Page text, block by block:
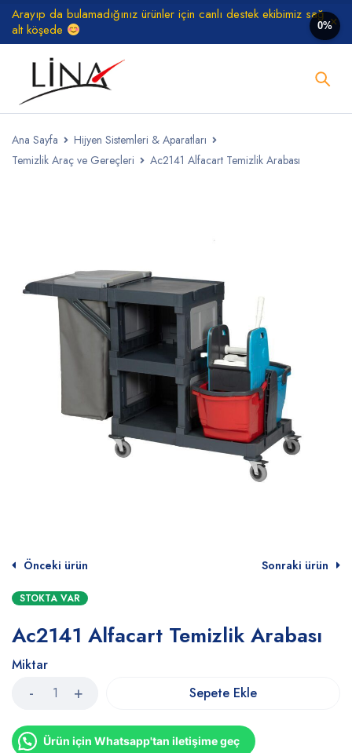
Arayıp da bulamadığınız ürünler için canlı destek ekibimiz sağ
alt köşede
Ana Sayfa
Hijyen Sistemleri & Aparatları
Temizlik Araç ve Gereçleri
Ac2141 Alfacart Temizlik Arabası
Önceki ürün Sonraki ürün
STOKTA VAR
Ac2141 Alfacart Temizlik Arabası
Miktar
Sepete Ekle
Ürün için Whatsapp'tan iletişime geç
0%